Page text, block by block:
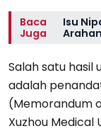
Baca
Juga
Isu
Salah satu hasil
adalah
(Memorandum
Xuzhou Medical